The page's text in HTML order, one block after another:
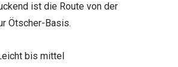
ist die Route von der
Ötscher-Basis.
bis mittel